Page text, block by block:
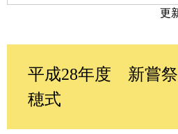
更
平成28年度 新嘗
穂式